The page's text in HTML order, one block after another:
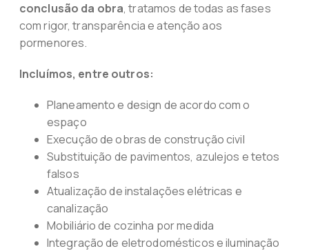
conclusão da obra, tratamos de todas as fases
com rigor, transparência e atenção aos
pormenores.
Incluímos, entre outros:
Planeamento e design de acordo com o
espaço
Execução de obras de construção civil
Substituição de pavimentos, azulejos e tetos
falsos
Atualização de instalações elétricas e
canalização
Mobiliário de cozinha por medida
Integração de eletrodomésticos e iluminação